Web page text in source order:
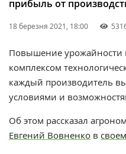
прибыль от
18 березня 2021, 18:00
Повышение урожайности
комплексом
каждый производитель
условиями и
Об этом рассказал
Евгений Вовненко в